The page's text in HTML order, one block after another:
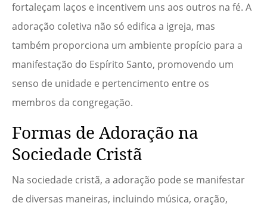
fortaleçam laços e incentivem uns aos outros na fé. A
adoração coletiva não só edifica a igreja, mas
também proporciona um ambiente propício para a
manifestação do Espírito Santo, promovendo um
senso de unidade e pertencimento entre os
membros da congregação.
Formas de Adoração na
Sociedade Cristã
Na sociedade cristã, a adoração pode se manifestar
de diversas maneiras, incluindo música, oração,